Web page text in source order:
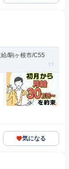
/駒ヶ根市/C55
気になる